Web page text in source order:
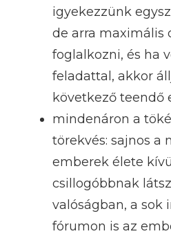
igyekezzünk
de arra maximális
foglalkozni, és ha
feladattal, akkor
következő teendő
mindenáron a
törekvés: sajnos a
emberek élete
csillogóbbnak
valóságban, a sok
fórumon is az